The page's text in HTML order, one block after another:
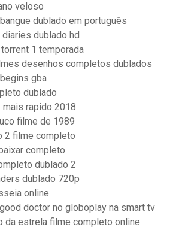
veloso
dublado em português
dublado hd
1 temporada
desenhos completos dublados
gba
dublado
mais rapido 2018
filme de 1989
2 filme completo
completo
dublado 2
dublado 720p
online
doctor no globoplay na smart tv
da estrela filme completo online